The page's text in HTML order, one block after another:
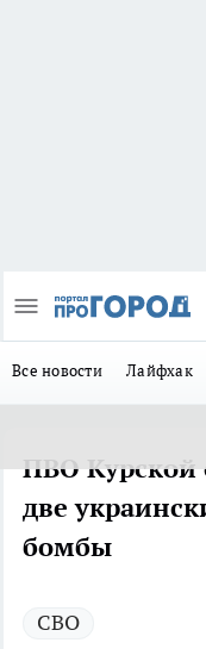
Все новости Лайфхак
ПВО Курской
две
бомбы
СВО